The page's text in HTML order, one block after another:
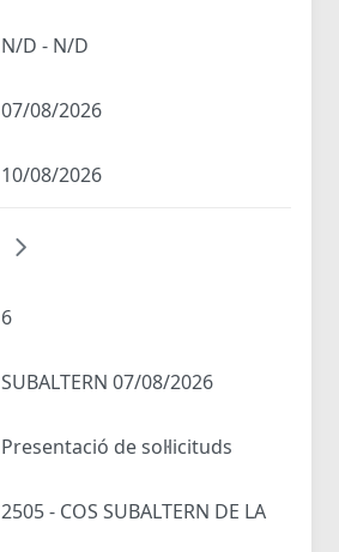
N/D - N/D
07/08/2026
10/08/2026
6
SUBALTERN 07/08/2026
Presentació de sol·licituds
2505 - COS SUBALTERN DE LA